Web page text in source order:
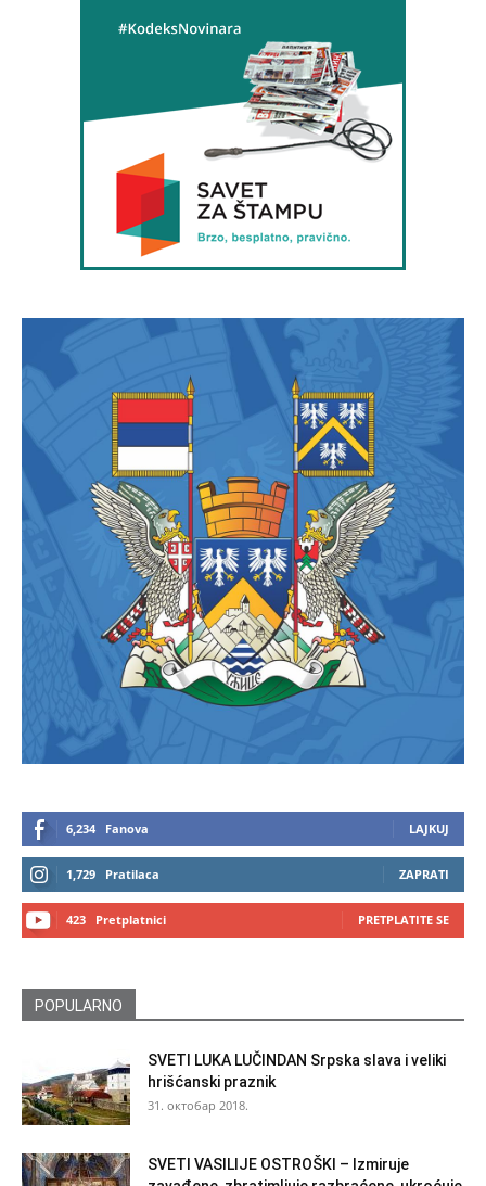
6,234 Fanova LAJKUJ
1,729 Pratilaca ZAPRATI
423 Pretplatnici PRETPLATITE SE
POPULARNO
SVETI LUKA LUČINDAN Srpska slava i veliki
hrišćanski praznik
31. октобар 2018.
SVETI VASILIJE OSTROŠKI – Izmiruje